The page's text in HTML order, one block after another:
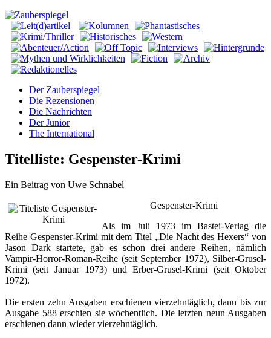
Der Zauberspiegel
Die Rezensionen
Die Nachrichten
Der Junior
The International
Titelliste: Gespenster-Krimi
Ein Beitrag von Uwe Schnabel
Gespenster-Krimi
Als im Juli 1973 im Bastei-Verlag die
Reihe Gespenster-Krimi mit dem Titel „Die Nacht des Hexers“ von
Jason Dark startete, gab es schon drei andere Reihen, nämlich
Vampir-Horror-Roman-Reihe (seit September 1972), Silber-Grusel-
Krimi (seit Januar 1973) und Erber-Grusel-Krimi (seit Oktober
1972).
Die ersten zehn Ausgaben erschienen vierzehntäglich, dann bis zur
Ausgabe 588 erschien sie wöchentlich. Die letzten neun Ausgaben
erschienen dann wieder vierzehntäglich.